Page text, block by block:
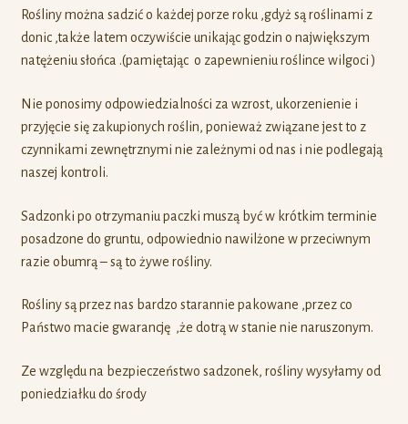
Rośliny można sadzić o każdej porze roku ,gdyż są roślinami z
donic ,także latem oczywiście unikając godzin o największym
natężeniu słońca .(pamiętając o zapewnieniu roślince wilgoci )
Nie ponosimy odpowiedzialności za wzrost, ukorzenienie i
przyjęcie się zakupionych roślin, ponieważ związane jest to z
czynnikami zewnętrznymi nie zależnymi od nas i nie podlegają
naszej kontroli.
Sadzonki po otrzymaniu paczki muszą być w krótkim terminie
posadzone do gruntu, odpowiednio nawilżone w przeciwnym
razie obumrą – są to żywe rośliny.
Rośliny są przez nas bardzo starannie pakowane ,przez co
Państwo macie gwarancję ,że dotrą w stanie nie naruszonym.
Ze względu na bezpieczeństwo sadzonek, rośliny wysyłamy od
poniedziałku do środy